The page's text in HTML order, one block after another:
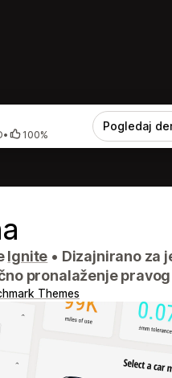
• 100%
Pogledaj
Ignite • Dizajnirano za
pronalaženje
Themes